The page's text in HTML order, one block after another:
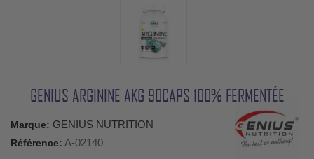
GENIUS ARGININE AKG 90CAPS 100% FERMENTÉE
Marque: GENIUS NUTRITION
Référence: A-02140